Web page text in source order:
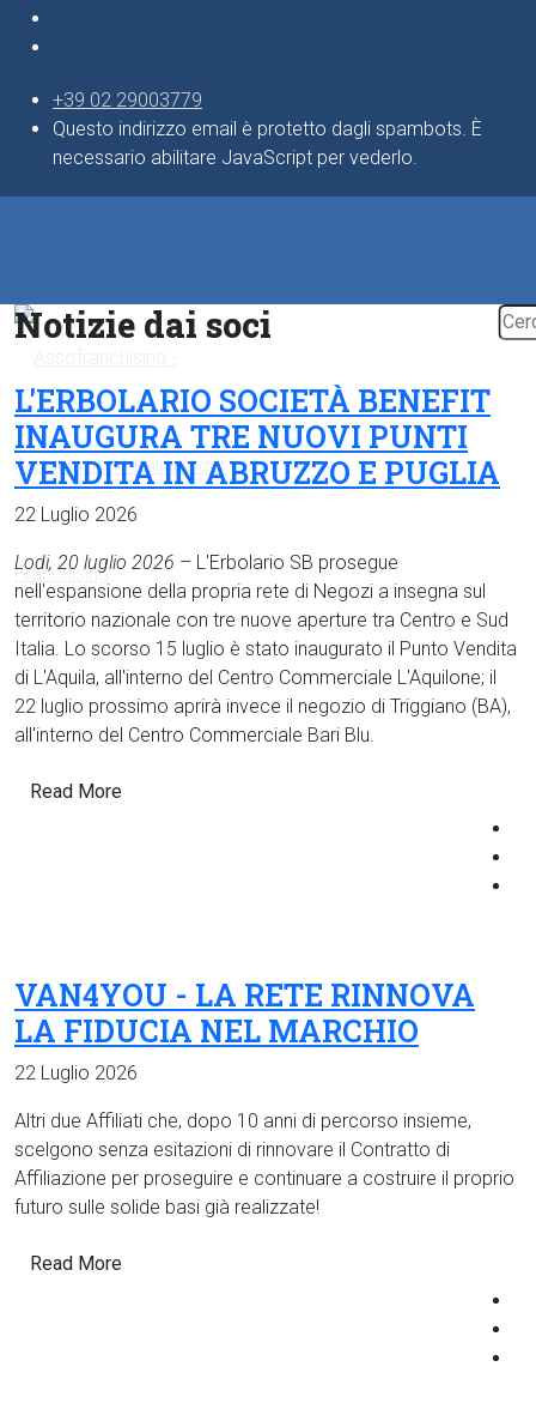
+39 02 29003779
Questo indirizzo email è protetto dagli spambots. È
necessario abilitare JavaScript per vederlo.
Notizie dai soci
L'ERBOLARIO SOCIETÀ BENEFIT
INAUGURA TRE NUOVI PUNTI
VENDITA IN ABRUZZO E PUGLIA
22 Luglio 2026
Lodi, 20 luglio 2026 – L'Erbolario SB prosegue
nell'espansione della propria rete di Negozi a insegna sul
territorio nazionale con tre nuove aperture tra Centro e Sud
Italia. Lo scorso 15 luglio è stato inaugurato il Punto Vendita
di L'Aquila, all'interno del Centro Commerciale L'Aquilone; il
22 luglio prossimo aprirà invece il negozio di Triggiano (BA),
all'interno del Centro Commerciale Bari Blu.
Read More
VAN4YOU - LA RETE RINNOVA
LA FIDUCIA NEL MARCHIO
22 Luglio 2026
Altri due Affiliati che, dopo 10 anni di percorso insieme,
scelgono senza esitazioni di rinnovare il Contratto di
Affiliazione per proseguire e continuare a costruire il proprio
futuro sulle solide basi già realizzate!
Read More